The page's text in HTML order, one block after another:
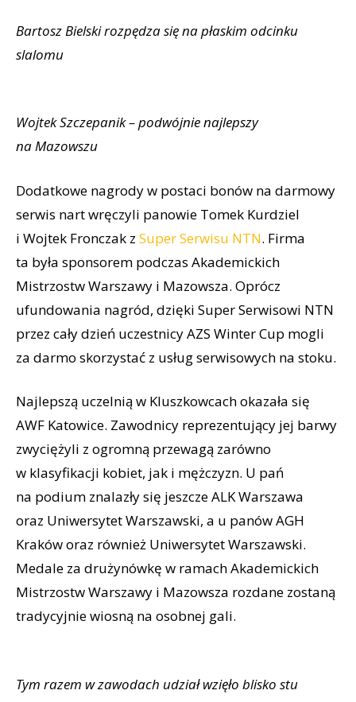
Bartosz Bielski rozpędza się na płaskim odcinku
slalomu
Wojtek Szczepanik – podwójnie najlepszy
na Mazowszu
Dodatkowe nagrody w postaci bonów na darmowy
serwis nart wręczyli panowie Tomek Kurdziel
i Wojtek Fronczak z Super Serwisu NTN. Firma
ta była sponsorem podczas Akademickich
Mistrzostw Warszawy i Mazowsza. Oprócz
ufundowania nagród, dzięki Super Serwisowi NTN
przez cały dzień uczestnicy AZS Winter Cup mogli
za darmo skorzystać z usług serwisowych na stoku.
Najlepszą uczelnią w Kluszkowcach okazała się
AWF Katowice. Zawodnicy reprezentujący jej barwy
zwyciężyli z ogromną przewagą zarówno
w klasyfikacji kobiet, jak i mężczyzn. U pań
na podium znalazły się jeszcze ALK Warszawa
oraz Uniwersytet Warszawski, a u panów AGH
Kraków oraz również Uniwersytet Warszawski.
Medale za drużynówkę w ramach Akademickich
Mistrzostw Warszawy i Mazowsza rozdane zostaną
tradycyjnie wiosną na osobnej gali.
Tym razem w zawodach udział wzięło blisko stu